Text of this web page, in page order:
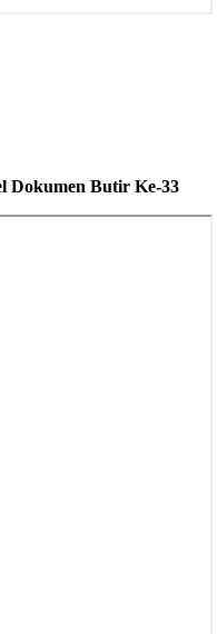
Dokumen Butir Ke-33